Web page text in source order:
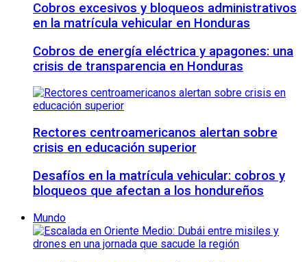
Cobros excesivos y bloqueos administrativos
en la matrícula vehicular en Honduras
Cobros de energía eléctrica y apagones: una
crisis de transparencia en Honduras
Rectores centroamericanos alertan sobre
crisis en educación superior
Desafíos en la matrícula vehicular: cobros y
bloqueos que afectan a los hondureños
Mundo